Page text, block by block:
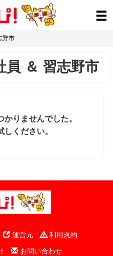
野市
員 ＆ 習志野市
りませんでした。
ください。
運営元
利用規約
お問い合わせ